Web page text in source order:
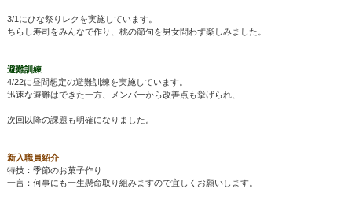
3/1にひな祭りレクを実施しています。
ちらし寿司をみんなで作り、桃の節句を男女問わず楽しみました。
避難訓練
4/22に昼間想定の避難訓練を実施しています。
迅速な避難はできた一方、メンバーから改善点も挙げられ、
次回以降の課題も明確になりました。
新入職員紹介
特技：季節のお菓子作り
一言：何事にも一生懸命取り組みますので宜しくお願いします。